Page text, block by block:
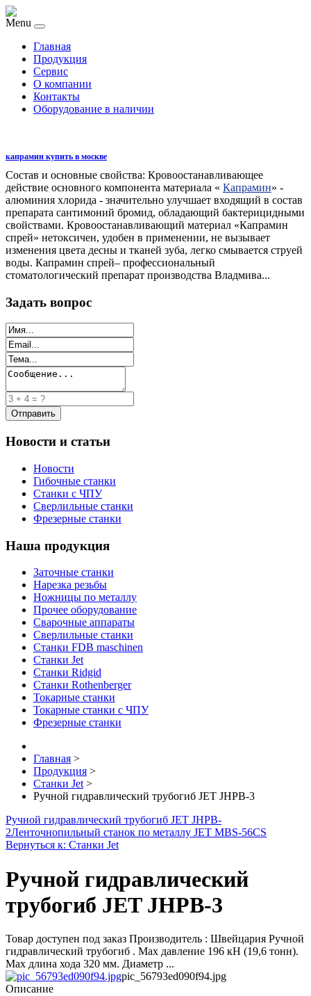
Menu
Главная
Продукция
Сервис
О компании
Контакты
Оборудование в наличии
капрамин купить в москве
Состав и основные свойства: Кровоостанавливающее
действие основного компонента материала « Капрамин» -
алюминия хлорида - значительно улучшает входящий в состав
препарата сантимоний бромид, обладающий бактерицидными
свойствами. Кровоостанавливающий материал «Капрамин
спрей» нетоксичен, удобен в применении, не вызывает
изменения цвета десны и тканей зуба, легко смывается струей
воды. Капрамин спрей– профессиональный
стоматологический препарат производства Владмива...
Задать вопрос
Новости и статьи
Новости
Гибочные станки
Станки с ЧПУ
Сверлильные станки
Фрезерные станки
Наша продукция
Заточные станки
Нарезка резьбы
Ножницы по металлу
Прочее оборудование
Сварочные аппараты
Сверлильные станки
Станки FDB maschinen
Станки Jet
Станки Ridgid
Станки Rothenberger
Токарные станки
Токарные станки с ЧПУ
Фрезерные станки
Главная >
Продукция >
Станки Jet >
Ручной гидравлический трубогиб JET JHPB-3
Ручной гидравлический трубогиб JET JHPB-
2Ленточнопильный станок по металлу JET MBS-56CS
Вернуться к: Станки Jet
Ручной гидравлический
трубогиб JET JHPB-3
Товар доступен под заказ Производитель : Швейцария Ручной
гидравлический трубогиб . Мах давление 196 кН (19,6 тонн).
Мах длина хода 320 мм. Диаметр ...
pic_56793ed090f94.jpg
Описание